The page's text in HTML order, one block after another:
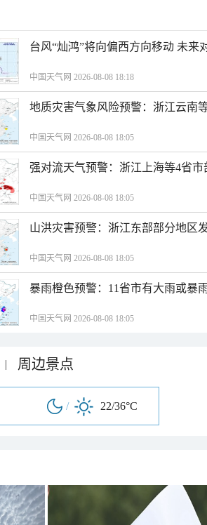
台风“灿鸿”将向偏西方向移动 未来
中国天气网 2026-08-08 18:18
地质灾害气象风险预警：浙江云南
中国天气网 2026-08-08 18:05
强对流天气预警：浙江上海等4省
中国天气网 2026-08-08 18:05
山洪灾害预警：浙江东部部分地区
中国天气网 2026-08-08 18:05
暴雨橙色预警：11省市有大雨或暴
中国天气网 2026-08-08 18:05
| 周边景点
/ 22/36°C